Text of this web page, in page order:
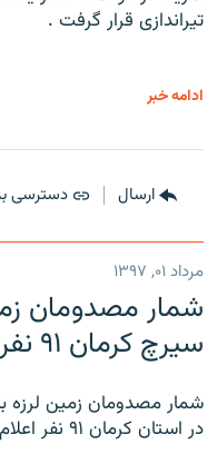
تیراندازی قرار گرفت .
ادامه خبر
ارسال دسترسی
مرداد ۰۱, ۱۳۹۷
شمار مصدومان
سیرچ کرمان ۹۱ نفر اعلام شد
شمار مصدومان زمین لرزه
در استان کرمان ۹۱ نفر اعلام شد.